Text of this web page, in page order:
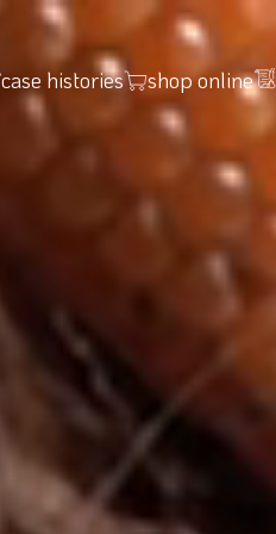
case histories shop online